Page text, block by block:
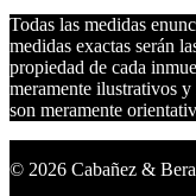
Todas las medidas
medidas exactas serán
propiedad de cada
meramente ilustrativos
son meramente
© 2026 Cabañez &